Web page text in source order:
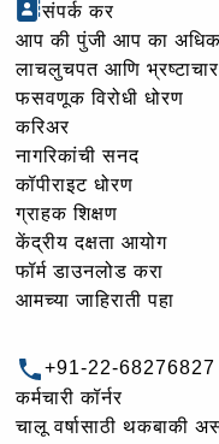
संपर्क कर
आप की पुंजी आप का
लाचलुचपत आणि भ्रष्टाचार
फसवणूक विरोधी धोरण
करिअर
नागरिकांची सनद
कॉपीराइट धोरण
ग्राहक शिक्षण
केंद्रीय दक्षता आयोग
फॉर्म डाउनलोड करा
आमच्या जाहिराती पहा
+91-22-68276827
कर्मचारी कॉर्नर
चालू वर्षासाठी थकबाकी